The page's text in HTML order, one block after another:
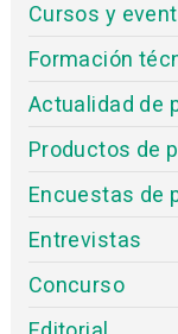
Cursos y
Formación
Actualidad de
Productos de
Encuestas de
Entrevistas
Concurso